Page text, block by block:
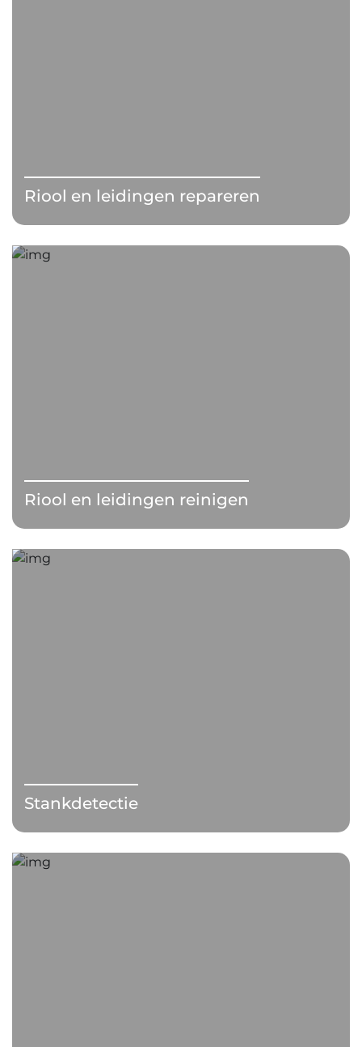
Riool en leidingen repareren
Riool en leidingen reinigen
Stankdetectie